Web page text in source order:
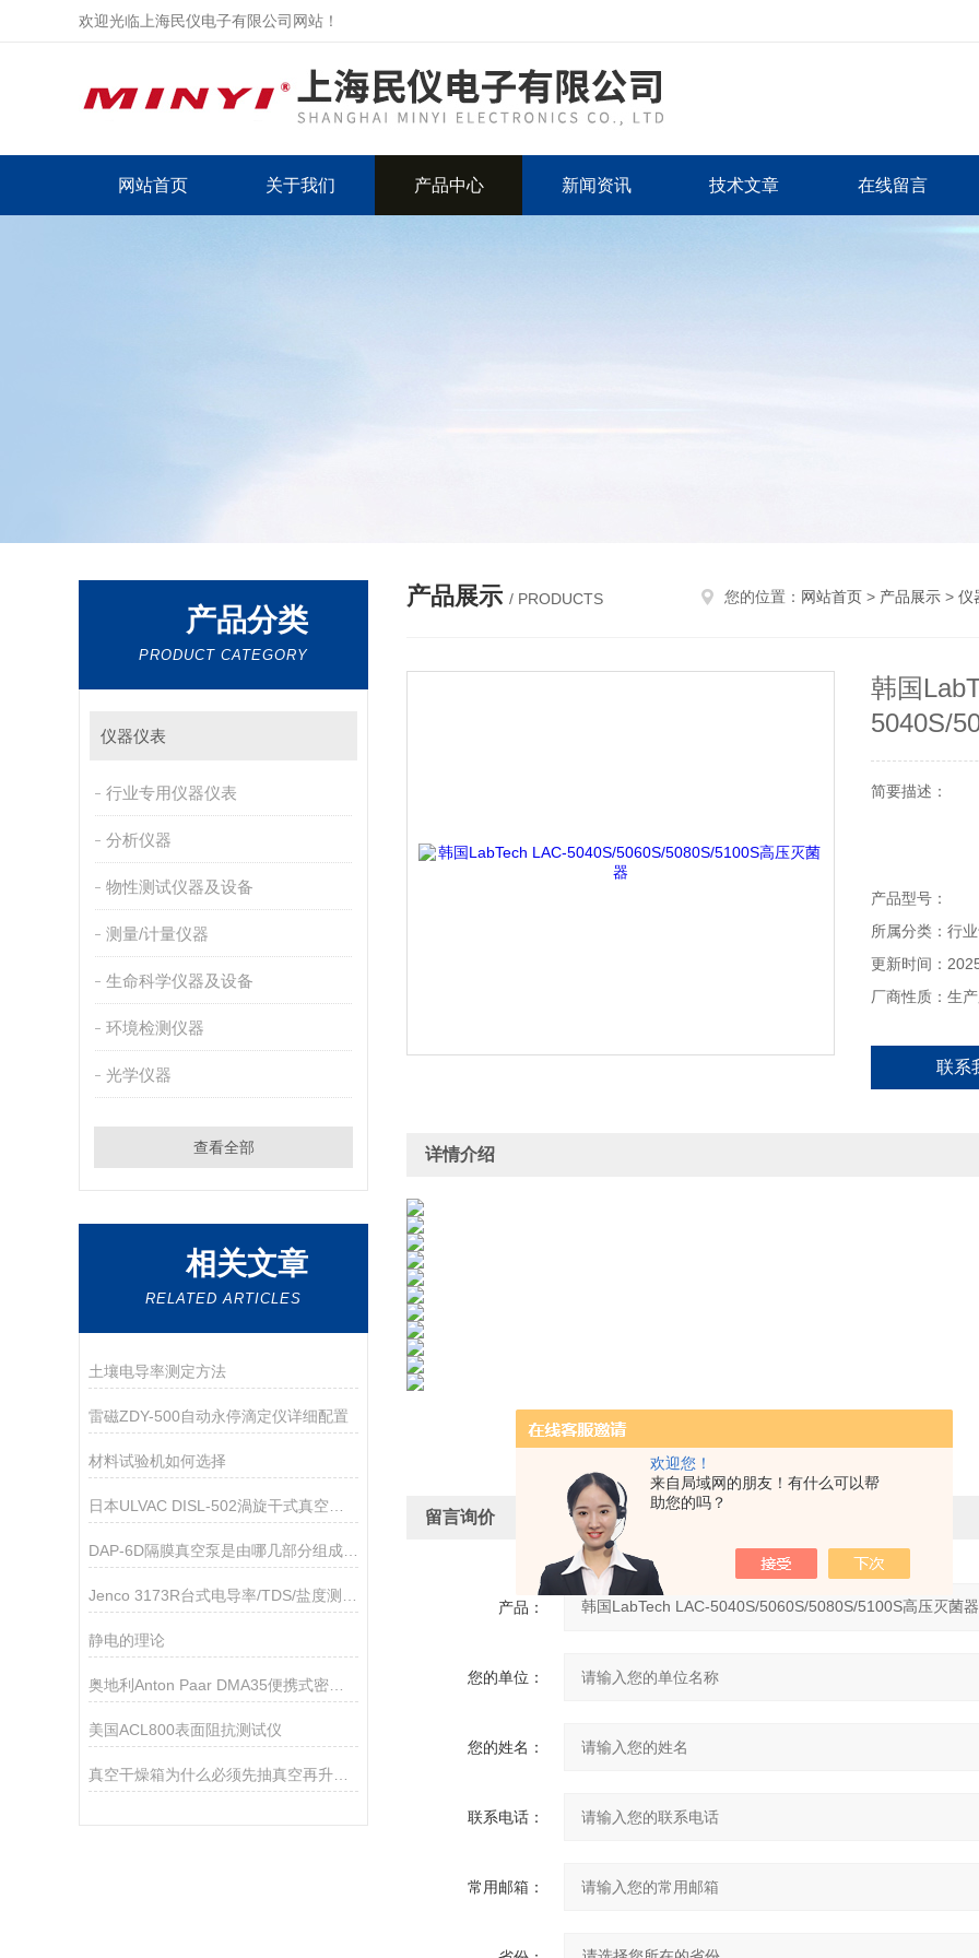
欢迎您！
来自局域网的朋友！有什么可以帮
助您的吗？
欢迎光临上海民仪电子有限公司网站！
网站首页 关于我们 产品中心 新闻资讯 技术文章 在线留言
产品分类
PRODUCT CATEGORY
仪器仪表
行业专用仪器仪表
分析仪器
物性测试仪器及设备
测量/计量仪器
生命科学仪器及设备
环境检测仪器
光学仪器
查看全部
相关文章
RELATED ARTICLES
土壤电导率测定方法
雷磁ZDY-500自动永停滴定仪详细配置
材料试验机如何选择
DAP-6D隔膜真空泵是由哪几部分组成的呢？
静电的理论
奥地利Anton Paar DMA35便携式密度计技术参数
美国ACL800表面阻抗测试仪
真空干燥箱为什么必须先抽真空再升温加热
产品展示 / PRODUCTS 您的位置： 网站首页 > 产品展示 > 仪
韩国
5040S/
简要描述：
产品型号：
所属分类：行
更新时间：
厂商性质：生
联系
详情介绍
留言询价
产品：
您的单位：
您的姓名：
联系电话：
常用邮箱：